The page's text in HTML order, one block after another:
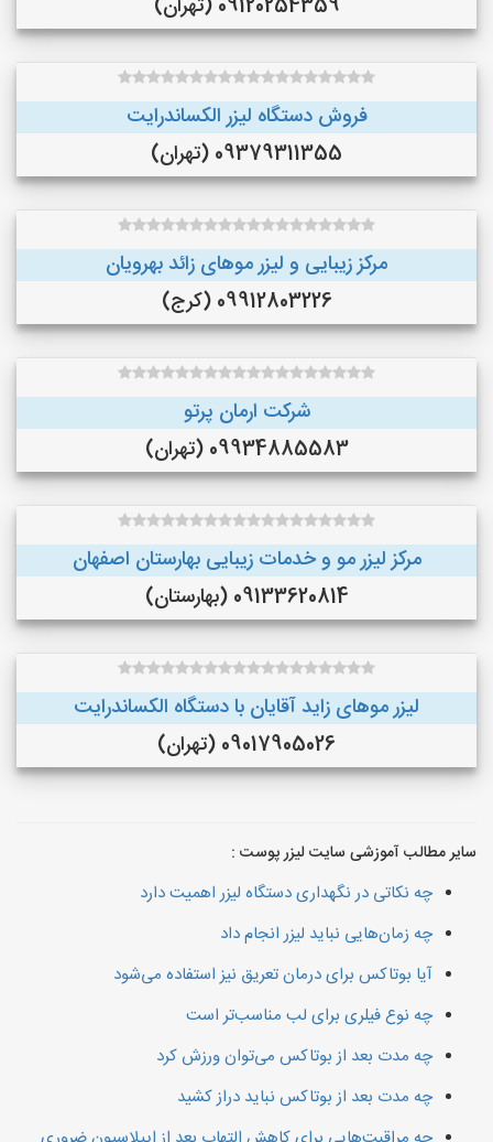
09120254359 (تهران)
فروش دستگاه لیزر الکساندرایت
09379311355 (تهران)
مرکز زیبایی و لیزر موهای زائد بهرویان
09912803226 (کرج)
شرکت ارمان پرتو
09934885583 (تهران)
مرکز لیزر مو و خدمات زیبایی بهارستان اصفهان
09133620814 (بهارستان)
لیزر موهای زاید آقایان با دستگاه الکساندرایت
09017905026 (تهران)
سایر مطالب آموزشی سایت لیزر پوست :
چه نکاتی در نگهداری دستگاه لیزر اهمیت دارد
چه زمان‌هایی نباید لیزر انجام داد
آیا بوتاکس برای درمان تعریق نیز استفاده می‌شود
چه نوع فیلری برای لب مناسب‌تر است
چه مدت بعد از بوتاکس می‌توان ورزش کرد
چه مدت بعد از بوتاکس نباید دراز کشید